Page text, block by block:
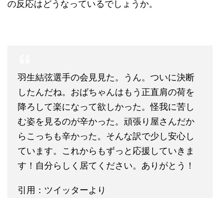
の反応はどうなっているでしょうか。
羽生結弦選手の会見見た。うん。ついに決断
したんだね。おばちゃんはもう正直肩の荷を
降ろして楽になって欲しかった。怪我に苦し
む姿を見るのが辛かった。頑張り屋さんだか
らこっちも辛かった。そんな訳で少し安心し
ています。これからもずっと応援していきま
す！自分らしく居てください。ありがとう！
引用：ツイッターより